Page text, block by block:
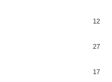
12
27
17